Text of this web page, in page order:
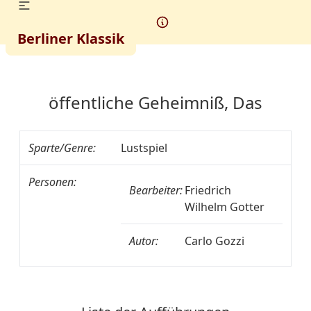
Berliner Klassik
öffentliche Geheimniß, Das
Sparte/Genre: Lustspiel
Personen:
Bearbeiter:Friedrich
Wilhelm Gotter
Autor: Carlo Gozzi